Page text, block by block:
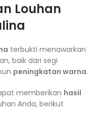
Louhan
terbukti menawarkan
baik dari segi
peningkatan warna.
memberikan hasil
Anda, berikut